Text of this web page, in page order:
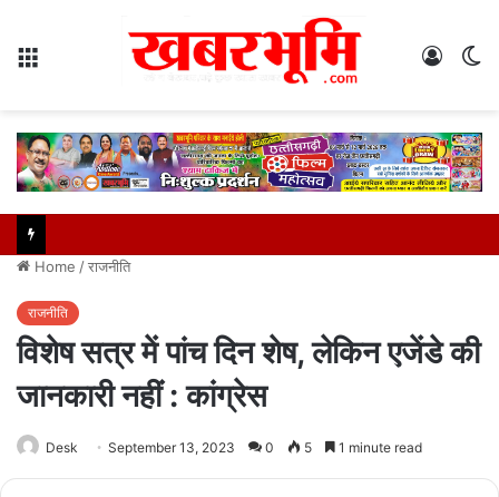
Log
Home /राजनीति
राजनीति
विशेष सत्र में पांच दिन शेष, लेकिन एजेंडे की
जानकारी नहीं : कांग्रेस
Desk September 13, 2023 0 5 1 minute read